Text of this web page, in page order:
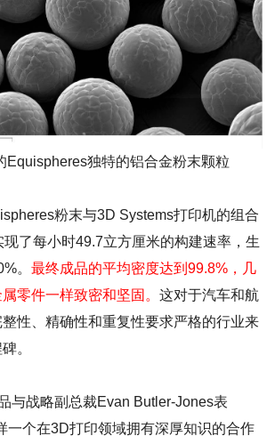
独特的铝合金粉末颗粒
粉末与3D Systems打印机的组合
了每小时49.7立方厘米的构建速率，生
。 最终成品的平均密度达到99.8%，几
零件一样致密和坚固。 这对于汽车和航
性、精确性和重复性要求严格的行业来
。
与战略副总裁Evan Butler-Jones表
一个在3D打印领域拥有深厚知识的合作